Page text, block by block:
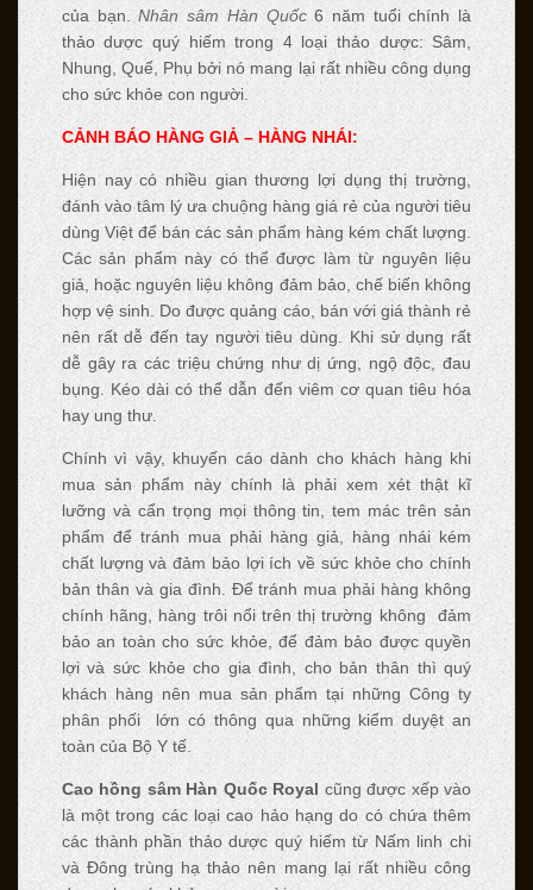
của bạn.Nhân sâm Hàn Quốc6 năm tuổi chính là
thảo dược quý hiếm trong 4 loại thảo dược: Sâm,
Nhung, Quế, Phụ bởi nó mang lại rất nhiều công dụng
cho sức khỏe con người.
CẢNH BÁO HÀNG GIẢ – HÀNG NHÁI:
Hiện nay có nhiều gian thương lợi dụng thị trường,
đánh vào tâm lý ưa chuộng hàng giá rẻ của người tiêu
dùng Việt để bán các sản phẩm hàng kém chất lượng.
Các sản phẩm này có thể được làm từ nguyên liệu
giả, hoặc nguyên liệu không đảm bảo, chế biến không
hợp vệ sinh. Do được quảng cáo, bán với giá thành rẻ
nên rất dễ đến tay người tiêu dùng. Khi sử dụng rất
dễ gây ra các triệu chứng như dị ứng, ngộ độc, đau
bụng. Kéo dài có thể dẫn đến viêm cơ quan tiêu hóa
hay ung thư.
Chính vì vậy, khuyến cáo dành cho khách hàng khi
mua sản phẩm này chính là phải xem xét thật kĩ
lưỡng và cẩn trọng mọi thông tin, tem mác trên sản
phẩm để tránh mua phải hàng giả, hàng nhái kém
chất lượng và đảm bảo lợi ích về sức khỏe cho chính
bản thân và gia đình. Để tránh mua phải hàng không
chính hãng, hàng trôi nổi trên thị trường không đảm
bảo an toàn cho sức khỏe, để đảm bảo được quyền
lợi và sức khỏe cho gia đình, cho bản thân thì quý
khách hàng nên mua sản phẩm tại những Công ty
phân phối lớn có thông qua những kiểm duyệt an
toàn của Bộ Y tế.
Cao hồng sâm Hàn Quốc Royal cũng được xếp vào
là một trong các loại cao hảo hạng do có chứa thêm
các thành phần thảo dược quý hiếm từ Nấm linh chi
và Đông trùng hạ thảo nên mang lại rất nhiều công